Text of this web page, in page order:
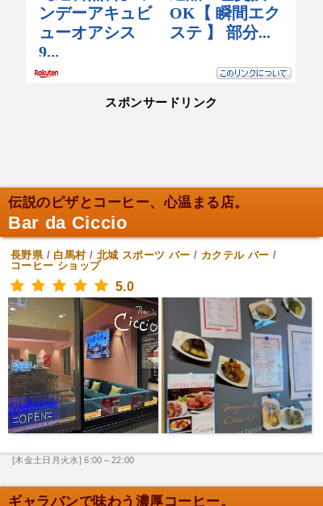
スポンサードリンク
伝説のピザとコーヒー、心温まる店。
Bar da Ciccio
長野県/ 白馬村/ 北城 スポーツ バー / カクテル バー /
コーヒー ショップ
5.0
[木金土日月火水] 6:00～22:00
ギャラバンで味わう濃厚コーヒー。